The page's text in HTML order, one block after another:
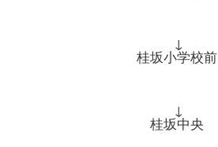
↓
桂坂小学校前
↓
桂坂中央